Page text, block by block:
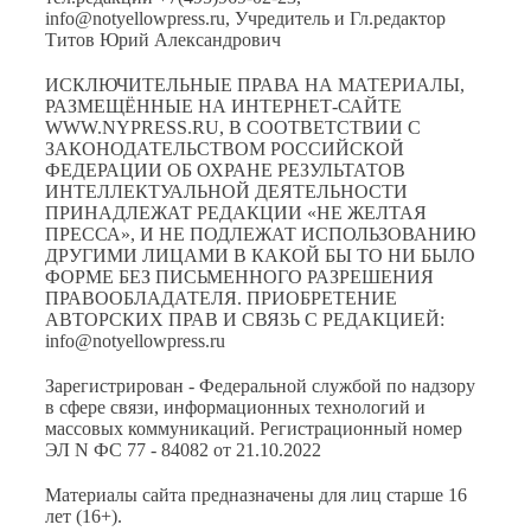
info@notyellowpress.ru, Учредитель и Гл.редактор
Титов Юрий Александрович
ИСКЛЮЧИТЕЛЬНЫЕ ПРАВА НА МАТЕРИАЛЫ,
РАЗМЕЩЁННЫЕ НА ИНТЕРНЕТ-САЙТЕ
WWW.NYPRESS.RU, В СООТВЕТСТВИИ С
ЗАКОНОДАТЕЛЬСТВОМ РОССИЙСКОЙ
ФЕДЕРАЦИИ ОБ ОХРАНЕ РЕЗУЛЬТАТОВ
ИНТЕЛЛЕКТУАЛЬНОЙ ДЕЯТЕЛЬНОСТИ
ПРИНАДЛЕЖАТ РЕДАКЦИИ «НЕ ЖЕЛТАЯ
ПРЕССА», И НЕ ПОДЛЕЖАТ ИСПОЛЬЗОВАНИЮ
ДРУГИМИ ЛИЦАМИ В КАКОЙ БЫ ТО НИ БЫЛО
ФОРМЕ БЕЗ ПИСЬМЕННОГО РАЗРЕШЕНИЯ
ПРАВООБЛАДАТЕЛЯ. ПРИОБРЕТЕНИЕ
АВТОРСКИХ ПРАВ И СВЯЗЬ С РЕДАКЦИЕЙ:
info@notyellowpress.ru
Зарегистрирован - Федеральной службой по надзору
в сфере связи, информационных технологий и
массовых коммуникаций. Регистрационный номер
ЭЛ N ФС 77 - 84082 от 21.10.2022
Материалы сайта предназначены для лиц старше 16
лет (16+).